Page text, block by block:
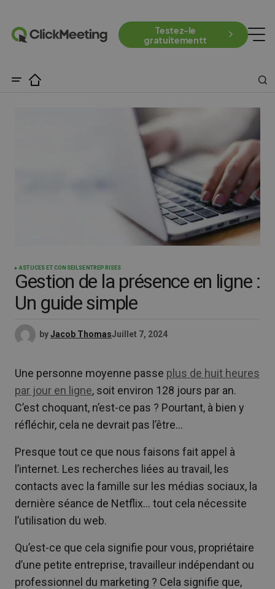
Testez-le
gratuitementt
ASTUCES ET CONSEILS ENTREPRISES
Gestion de la présence en ligne :
Un guide simple
byJacob ThomasJuillet 7, 2024
Une personne moyenne passe plus de huit heures
par jour en ligne, soit environ 128 jours par an.
C’est choquant, n’est-ce pas ? Pourtant, à bien y
réfléchir, cela ne devrait pas l’être…
Presque tout ce que nous faisons fait appel à
l’internet. Les recherches liées au travail, les
contacts avec la famille sur les médias sociaux, la
dernière séance de Netflix… tout cela nécessite
l’utilisation du web.
Qu’est-ce que cela signifie pour vous, propriétaire
d’une petite entreprise, travailleur indépendant ou
professionnel du marketing ? Cela signifie que,